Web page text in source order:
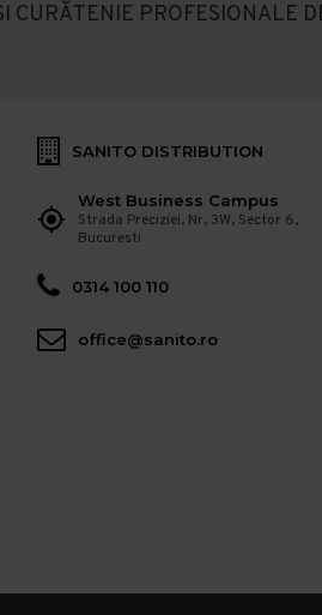
CURĂTENIE PROFESIONALE
SANITO DISTRIBUTION
West Business Campus
Strada Preciziei, Nr, 3W, Sector 6,
Bucuresti
0314 100 110
office@sanito.ro